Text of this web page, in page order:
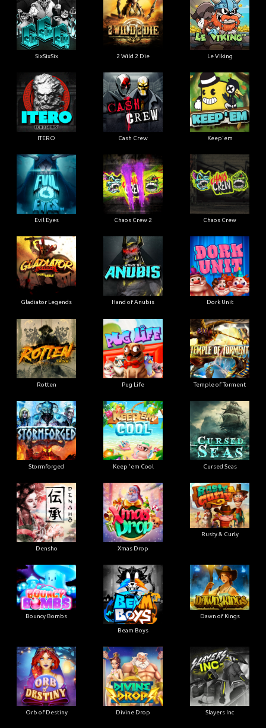
SixSixSix 2 Wild 2 Die Le Viking
ITERO Cash Crew Keep'em
Evil Eyes Chaos Crew 2 Chaos Crew
Gladiator Legends Hand of Anubis Dork Unit
Rotten Pug Life Temple of Torment
Stormforged Keep 'em Cool Cursed Seas
Densho Xmas Drop
Rusty & Curly
Bouncy Bombs
Beam Boys
Dawn of Kings
Orb of Destiny Divine Drop Slayers Inc